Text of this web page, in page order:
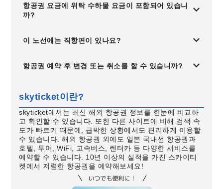
항공권 요금에 위탁 수하물 요금이 포함되어 있습니
까?
이 노선에는 직항편이 있나요?
항공권 예약 후 변경 또는 취소를 할 수 있습니까?
skyticket이란?
skyticket에서는 최신 해외 항공권 정보를 한눈에 비교하
고 확인할 수 있습니다. 또한 다른 사이트에 비해 검색 속
도가 빠르기 때문에, 급박한 상황에서도 편리하게 이용할
수 있습니다. 해외 항공권 외에도 일본 국내선 항공권과
호텔, 투어, WiFi, 고속버스, 렌터카 등 다양한 서비스를
예약할 수 있습니다. 10년 이상의 실적을 가진 스카이티
켓에서 저렴한 항공권을 예약해보세요!